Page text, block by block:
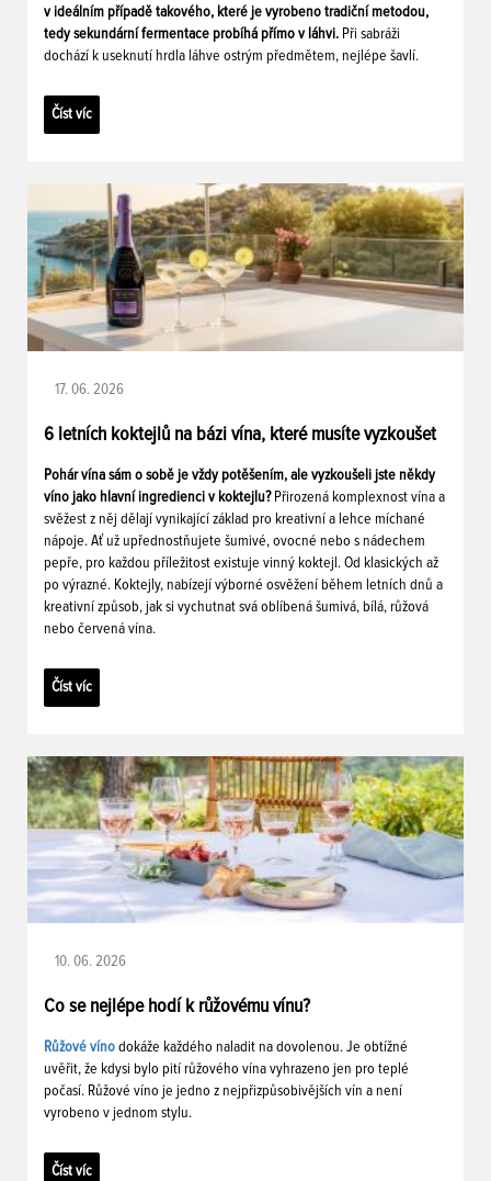
v ideálním případě takového, které je vyrobeno tradiční metodou,
tedy sekundární fermentace probíhá přímo v láhvi. Při sabráži
dochází k useknutí hrdla láhve ostrým předmětem, nejlépe šavlí.
Číst víc
17. 06. 2026
6 letních koktejlů na bázi vína, které musíte vyzkoušet
Pohár vína sám o sobě je vždy potěšením, ale vyzkoušeli jste někdy
víno jako hlavní ingredienci v koktejlu? Přirozená komplexnost vína a
svěžest z něj dělají vynikající základ pro kreativní a lehce míchané
nápoje. Ať už upřednostňujete šumivé, ovocné nebo s nádechem
pepře, pro každou příležitost existuje vinný koktejl. Od klasických až
po výrazné. Koktejly, nabízejí výborné osvěžení během letních dnů a
kreativní způsob, jak si vychutnat svá oblíbená šumivá, bílá, růžová
nebo červená vína.
Číst víc
10. 06. 2026
Co se nejlépe hodí k růžovému vínu?
Růžové víno dokáže každého naladit na dovolenou. Je obtížné
uvěřit, že kdysi bylo pití růžového vína vyhrazeno jen pro teplé
počasí. Růžové víno je jedno z nejpřizpůsobivějších vín a není
vyrobeno v jednom stylu.
Číst víc